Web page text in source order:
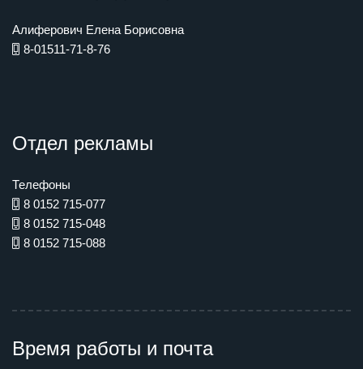
Алиферович Елена Борисовна
8-01511-71-8-76
Отдел рекламы
Телефоны
8 0152 715-077
8 0152 715-048
8 0152 715-088
Время работы и почта